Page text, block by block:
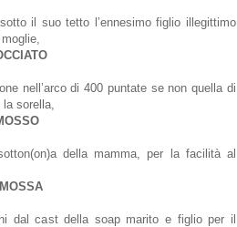
il suo tetto l’ennesimo figlio illegittimo
nell’arco di 400 puntate se non quella di
sorella,
della mamma, per la facilità al
dal cast della soap marito e figlio per il